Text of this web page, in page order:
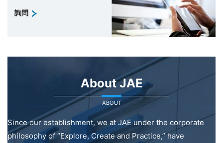
詢問
About JAE
ABOUT
Since our establishment, we at JAE under the corporate
philosophy of “Explore, Create and Practice,” have